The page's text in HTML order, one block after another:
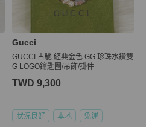
Gucci
GUCCI 古馳 經典金色 GG 珍珠水鑽雙
G LOGO鑰匙圈/吊飾/掛件
TWD 9,300
狀況良好 本地 免運